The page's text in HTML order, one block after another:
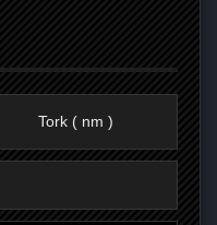
Tork ( nm )